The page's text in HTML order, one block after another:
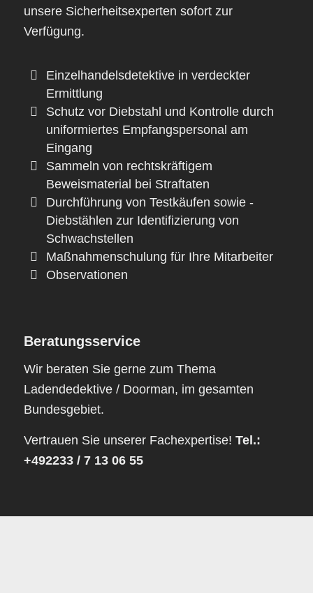
unsere Sicherheitsexperten sofort zur
Verfügung.
Einzelhandelsdetektive in verdeckter
Ermittlung
Schutz vor Diebstahl und Kontrolle durch
uniformiertes Empfangspersonal am
Eingang
Sammeln von rechtskräftigem
Beweismaterial bei Straftaten
Durchführung von Testkäufen sowie -
Diebstählen zur Identifizierung von
Schwachstellen
Maßnahmenschulung für Ihre Mitarbeiter
Observationen
Beratungsservice
Wir beraten Sie gerne zum Thema
Ladendedektive / Doorman, im gesamten
Bundesgebiet.
Vertrauen Sie unserer Fachexpertise! Tel.:
+492233 / 7 13 06 55